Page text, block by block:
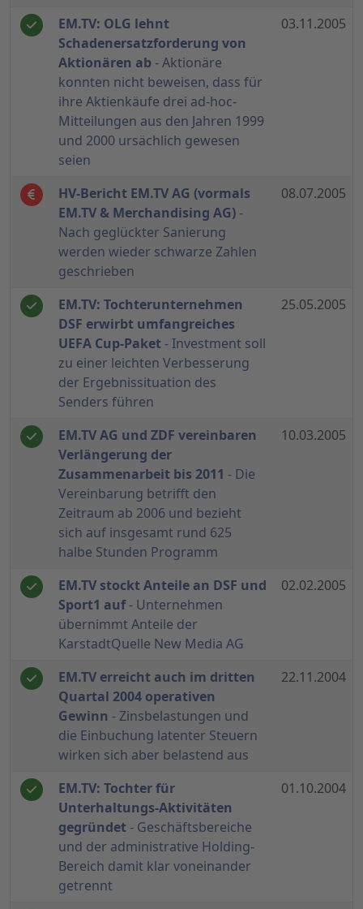
EM.TV: OLG lehnt
Schadenersatzforderung von
Aktionären ab- Aktionäre
konnten nicht beweisen, dass für
ihre Aktienkäufe drei ad-hoc-
Mitteilungen aus den Jahren 1999
und 2000 ursächlich gewesen
seien
03.11.2005
HV-Bericht EM.TV AG (vormals
EM.TV & Merchandising AG) -
Nach geglückter Sanierung
werden wieder schwarze Zahlen
geschrieben
08.07.2005
EM.TV: Tochterunternehmen
DSF erwirbt umfangreiches
UEFA Cup-Paket- Investment soll
zu einer leichten Verbesserung
der Ergebnissituation des
Senders führen
25.05.2005
EM.TV AG und ZDF vereinbaren
Verlängerung der
Zusammenarbeit bis 2011 - Die
Vereinbarung betrifft den
Zeitraum ab 2006 und bezieht
sich auf insgesamt rund 625
halbe Stunden Programm
10.03.2005
EM.TV stockt Anteile an DSF und
Sport1 auf- Unternehmen
übernimmt Anteile der
KarstadtQuelle New Media AG
02.02.2005
EM.TV erreicht auch im dritten
Quartal 2004 operativen
Gewinn - Zinsbelastungen und
die Einbuchung latenter Steuern
wirken sich aber belastend aus
22.11.2004
EM.TV: Tochter für
Unterhaltungs-Aktivitäten
gegründet- Geschäftsbereiche
und der administrative Holding-
Bereich damit klar voneinander
getrennt
01.10.2004